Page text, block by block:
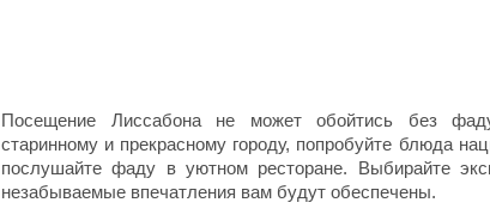
Посещение Лиссабона не может обойтись без
старинному и прекрасному городу, попробуйте блюда
послушайте фаду в уютном ресторане. Выбирайте
незабываемые впечатления вам будут обеспечены.